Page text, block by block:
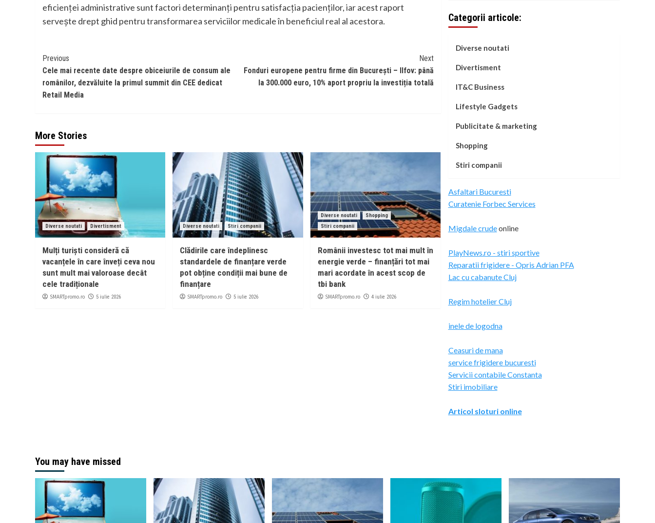
eficienței administrative sunt factori determinanți pentru satisfacția pacienților, iar acest raport
servește drept ghid pentru transformarea serviciilor medicale în beneficiul real al acestora.
Continue
Reading
Previous
Cele mai recente date despre obiceiurile de consum ale
românilor, dezvăluite la primul summit din CEE dedicat
Retail Media
Next
Fonduri europene pentru firme din București – Ilfov: până
la 300.000 euro, 10% aport propriu la investiția totală
More Stories
Diverse noutati Divertisment
Mulți turiști consideră că
vacanțele în care înveți ceva nou
sunt mult mai valoroase decât
cele tradiționale
SMARTpromo.ro 5 iulie 2026
Diverse noutati Stiri companii
Clădirile care îndeplinesc
standardele de finanțare verde
pot obține condiții mai bune de
finanțare
SMARTpromo.ro 5 iulie 2026
Diverse noutati
Shopping
Stiri companii
Românii investesc tot mai mult în
energie verde – finanțări tot mai
mari acordate în acest scop de
tbi bank
SMARTpromo.ro 4 iulie 2026
Categorii articole:
Diverse noutati
Divertisment
IT&C Business
Lifestyle Gadgets
Publicitate & marketing
Shopping
Stiri companii
Asfaltari Bucuresti
Curatenie Forbec Services
Migdale crudeonline
PlayNews.ro - stiri sportive
Reparatii frigidere - Opris Adrian PFA
Lac cu cabanute Cluj
Regim hotelier Cluj
inele de logodna
Ceasuri de mana
service frigidere bucuresti
Servicii contabile Constanta
Stiri imobiliare
Articol sloturi online
You may have missed